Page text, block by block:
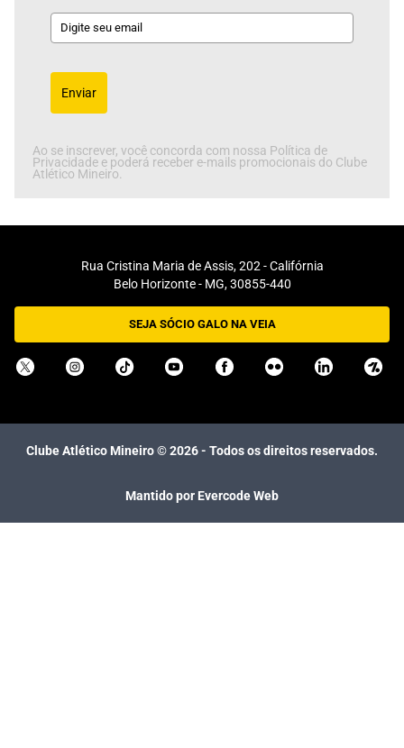
Enviar
Ao se inscrever, você concorda com nossa Política de
Privacidade e poderá receber e-mails promocionais do Clube
Atlético Mineiro.
Rua Cristina Maria de Assis, 202 - Califórnia
Belo Horizonte - MG, 30855-440
SEJA SÓCIO GALO NA VEIA
Clube Atlético Mineiro ©2026- Todos os direitos reservados.
Mantido por Evercode Web